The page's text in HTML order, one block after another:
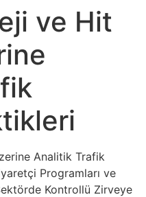
ve Hit
Analitik Trafik
Programları ve
Kontrollü Zirveye